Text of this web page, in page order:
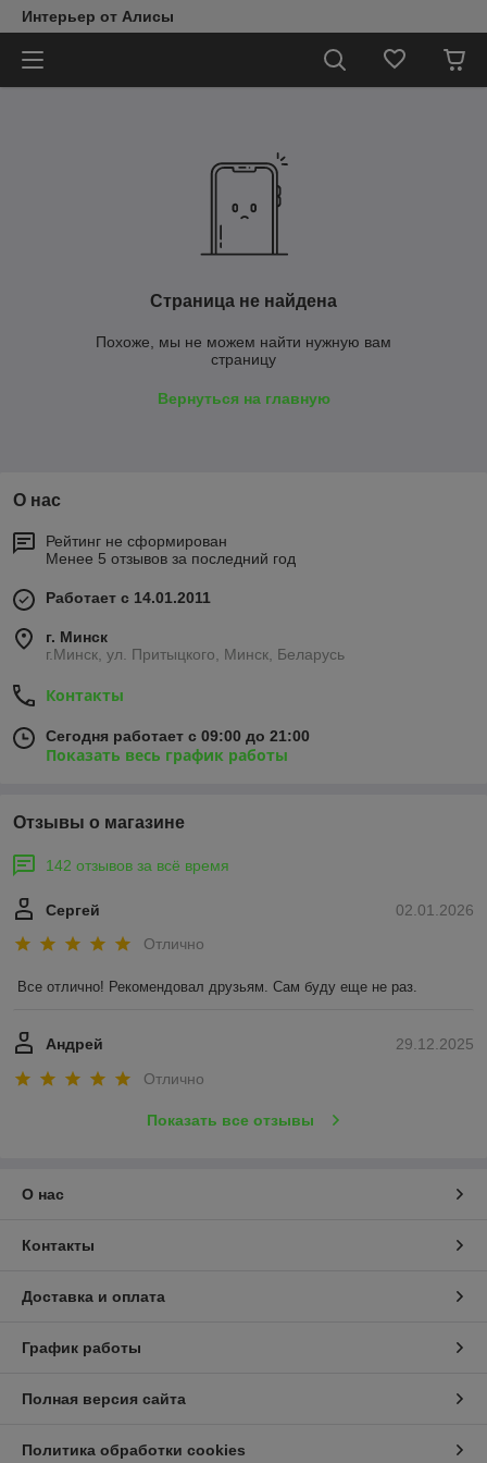
Интерьер от Алисы
Страница не найдена
Похоже, мы не можем найти нужную вам
страницу
Вернуться на главную
О нас
Рейтинг не сформирован
Менее 5 отзывов за последний год
Работает с 14.01.2011
г. Минск
г.Минск, ул. Притыцкого, Минск, Беларусь
Контакты
Сегодня работает с 09:00 до 21:00
Показать весь график работы
Отзывы о магазине
142 отзывов за всё время
02.01.2026
Сергей
Отлично
Все отлично! Рекомендовал друзьям. Сам буду еще не раз.
29.12.2025
Андрей
Отлично
Показать все отзывы
О нас
Контакты
Доставка и оплата
График работы
Полная версия сайта
Политика обработки cookies